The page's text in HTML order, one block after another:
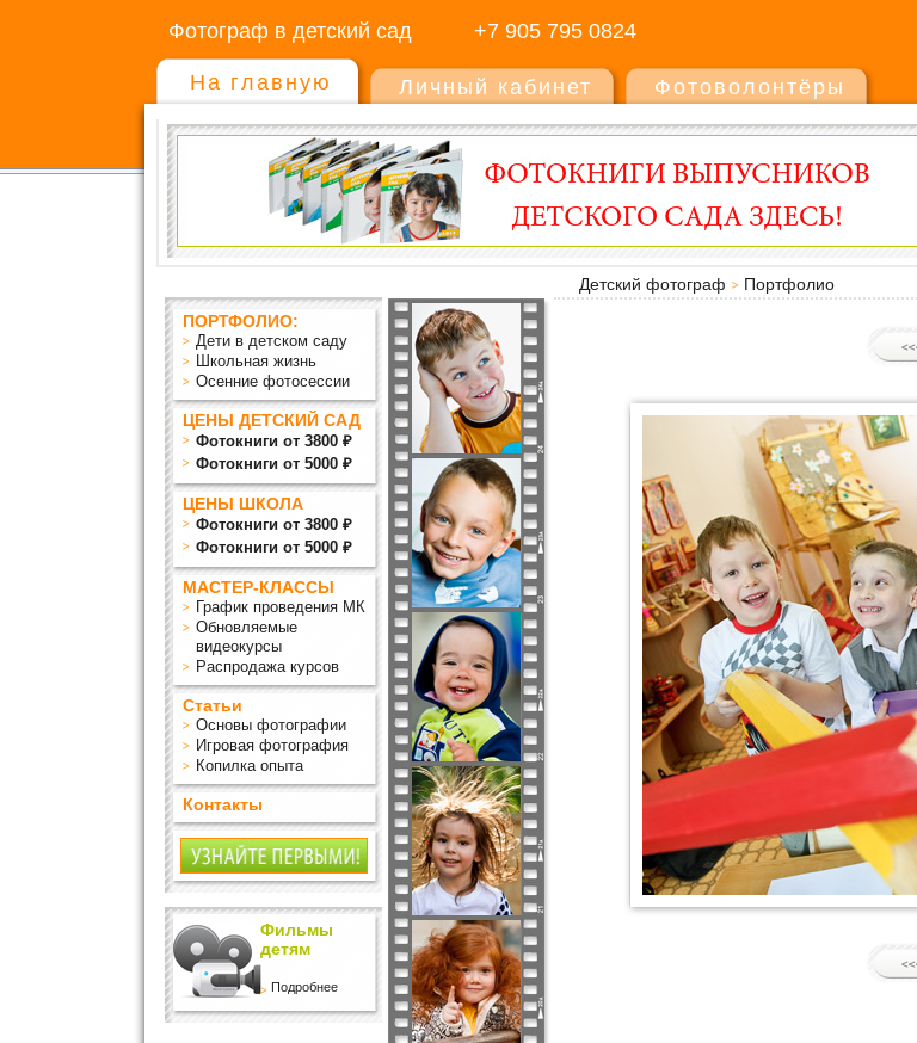
Фотограф в детский сад +7 905 795 0824
На главную Личный кабинет Фотоволонтёры
Детский фотограф
Портфолио
ПОРТФОЛИО:
Дети в детском саду
Школьная жизнь
Осенние фотосессии
ЦЕНЫ ДЕТСКИЙ САД
Фотокниги от 3800 ₽
Фотокниги от 5000 ₽
ЦЕНЫ ШКОЛА
Фотокниги от 3800 ₽
Фотокниги от 5000 ₽
МАСТЕР-КЛАССЫ
График проведения МК
Обновляемые
видеокурсы
Распродажа курсов
Статьи
Основы фотографии
Игровая фотография
Копилка опыта
Контакты
Фильмы
детям
Подробнее